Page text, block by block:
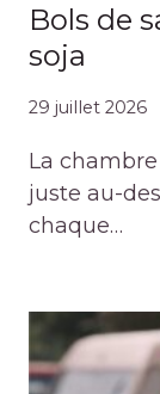
Bols de
soja
29 juillet 2026
La
juste au-
chaque…